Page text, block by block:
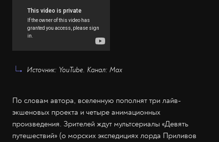
Источник: YouTube. Канал: Max
По словам автора, вселенную пополнят три лайв-
экшеновых проекта и четыре анимационных
произведения. Зрителей ждут мультсериалы «Девять
путешествий» (о морских экспедициях лорда Приливов